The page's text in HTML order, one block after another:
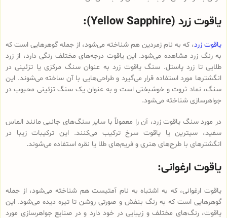
یاقوت زرد (Yellow Sapphire):
یاقوت زرد، که به نام زمردین هم شناخته می‌شود، از جمله گوهرهایی است که
به رنگ زرد مشاهده می‌شود. این یاقوت درجه‌های مختلف رنگی دارد، از زرد
طلایی تا زرد پاستل. سنگ یاقوت زرد به عنوان سنگ مرکزی یا تزئینی در
انگشترها مورد استفاده قرار می‌گیرد و طراحی‌هایی با آن ساخته می‌شوند. این
سنگ، نماد ثروت و خوشبختی است و به عنوان یک سنگ تزئینی محبوب در
جواهرسازی شناخته می‌شود.
در مورد سنگ یاقوت زرد، آن را معمولاً با سایر سنگ‌های جانبی مانند الماس
سفید، سیترین یا یاقوت سرخ ترکیب می‌کنند. این ترکیبات زیبا در
انگشترهای با طرح‌های هنری و فریم‌های طلا یا نقره استفاده می‌شوند.
یاقوت ارغوانی:
یاقوت ارغوانی، که به اشتباه به نام آمتیست هم شناخته می‌شود، از جمله
گوهرهایی است که به رنگ بنفش و صورتی روشن تا تیره دیده می‌شود. این
یاقوت، رنگ‌های مختلف و زیبایی در خود دارد و در صنایع جواهرسازی مورد